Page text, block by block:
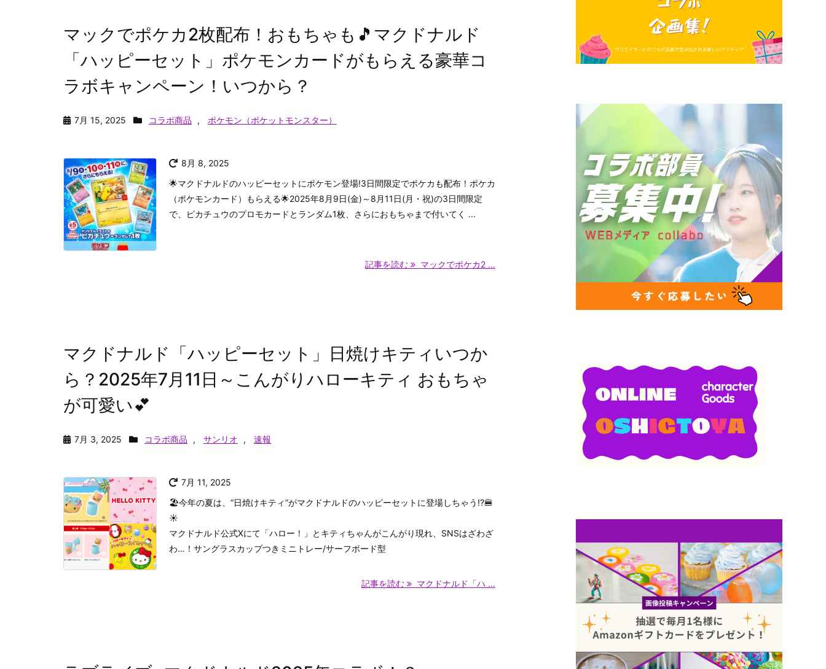
マックでポケカ2枚配布！おもちゃも🎵マクドナルド
「ハッピーセット」ポケモンカードがもらえる豪華コ
ラボキャンペーン！いつから？
7月 15, 2025 コラボ商品 , ポケモン（ポケットモンスター）
8月 8, 2025
🌟マクドナルドのハッピーセットにポケモン登場!3日間限定でポケカも配布！ポケカ
（ポケモンカード）もらえる🌟2025年8月9日(金)～8月11日(月・祝)の3日間限定
で、ピカチュウのプロモカードとランダム1枚、さらにおもちゃまで付いてく ...
記事を読む マックでポケカ2 ...
マクドナルド「ハッピーセット」日焼けキティいつか
ら？2025年7月11日～こんがりハローキティ おもちゃ
が可愛い💕
7月 3, 2025 コラボ商品 , サンリオ , 速報
7月 11, 2025
🏖️今年の夏は、“日焼けキティ”がマクドナルドのハッピーセットに登場しちゃう!?🍔
☀️
マクドナルド公式Xにて「ハロー！」とキティちゃんがこんがり現れ、SNSはざわざ
わ…！サングラスカップつきミニトレー/サーフボード型
記事を読む マクドナルド「ハ ...